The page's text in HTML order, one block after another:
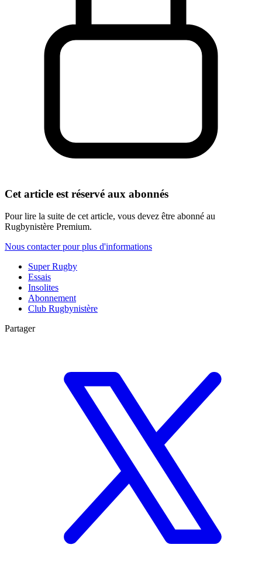
Cet article est réservé aux abonnés
Pour lire la suite de cet article, vous devez être abonné au
Rugbynistère Premium.
Nous contacter pour plus d'informations
Super Rugby
Essais
Insolites
Abonnement
Club Rugbynistère
Partager